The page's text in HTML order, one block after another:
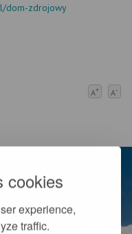
cookies
experience,
traffic.
dom-zdrojowy
A+ A-